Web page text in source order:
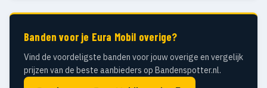
Banden voor je Eura Mobil overige?
Vind de voordeligste banden voor jouw overige en vergelijk
prijzen van de beste aanbieders op Bandenspotter.nl.